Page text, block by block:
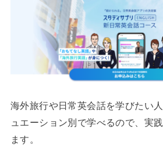
海外旅行や日常英会話を学びたい
ュエーション別で学べるので、実
ます。